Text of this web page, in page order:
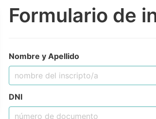
Formulario de
Nombre y Apellido
DNI